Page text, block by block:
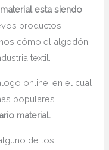
esta siendo
productos
cómo el algodón
textil.
online, en el cual
populares
material.
de los